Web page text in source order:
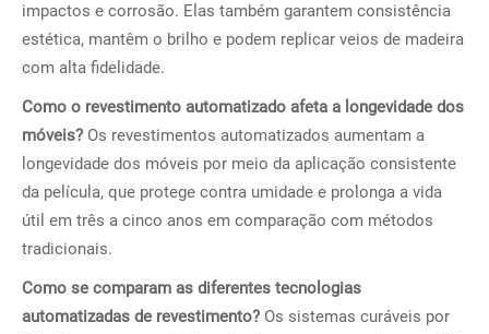
impactos e corrosão. Elas também garantem consistência
estética, mantêm o brilho e podem replicar veios de madeira
com alta fidelidade.
Como o revestimento automatizado afeta a longevidade dos
móveis? Os revestimentos automatizados aumentam a
longevidade dos móveis por meio da aplicação consistente
da película, que protege contra umidade e prolonga a vida
útil em três a cinco anos em comparação com métodos
tradicionais.
Como se comparam as diferentes tecnologias
automatizadas de revestimento? Os sistemas curáveis por